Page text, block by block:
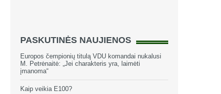
PASKUTINĖS NAUJIENOS
Europos čempionių titulą VDU komandai nukalusi
M. Petrėnaitė: „Jei charakteris yra, laimėti
įmanoma“
Kaip veikia E100?